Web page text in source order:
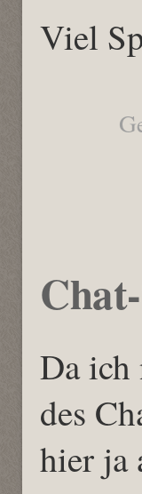
Viel
Da ich
des
hier ja